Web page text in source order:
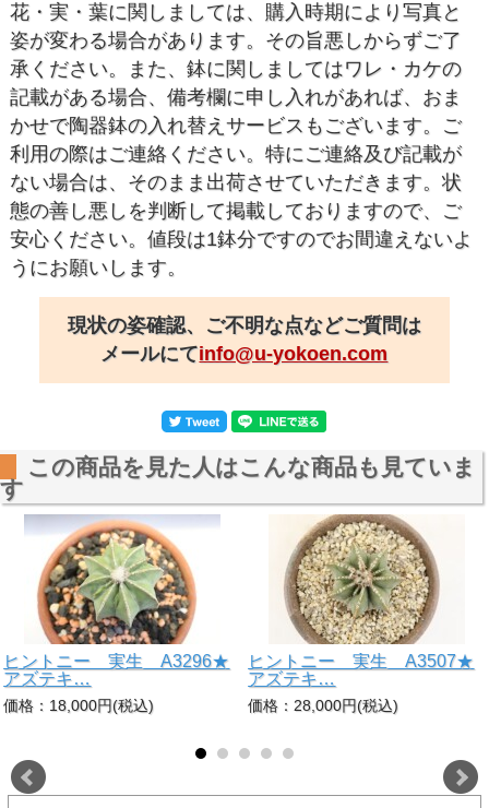
花・実・葉に関しましては、購入時期により写真と
姿が変わる場合があります。その旨悪しからずご了
承ください。また、鉢に関しましてはワレ・カケの
記載がある場合、備考欄に申し入れがあれば、おま
かせで陶器鉢の入れ替えサービスもございます。ご
利用の際はご連絡ください。特にご連絡及び記載が
ない場合は、そのまま出荷させていただきます。状
態の善し悪しを判断して掲載しておりますので、ご
安心ください。値段は1鉢分ですのでお間違えないよ
うにお願いします。
現状の姿確認、ご不明な点などご質問は
メールにてinfo@u-yokoen.com
この商品を見た人はこんな商品も見ていま
す
ヒントニー 実生 A3296★
アズテキ…
価格：18,000円(税込)
ヒントニー 実生 A3507★
アズテキ…
価格：28,000円(税込)